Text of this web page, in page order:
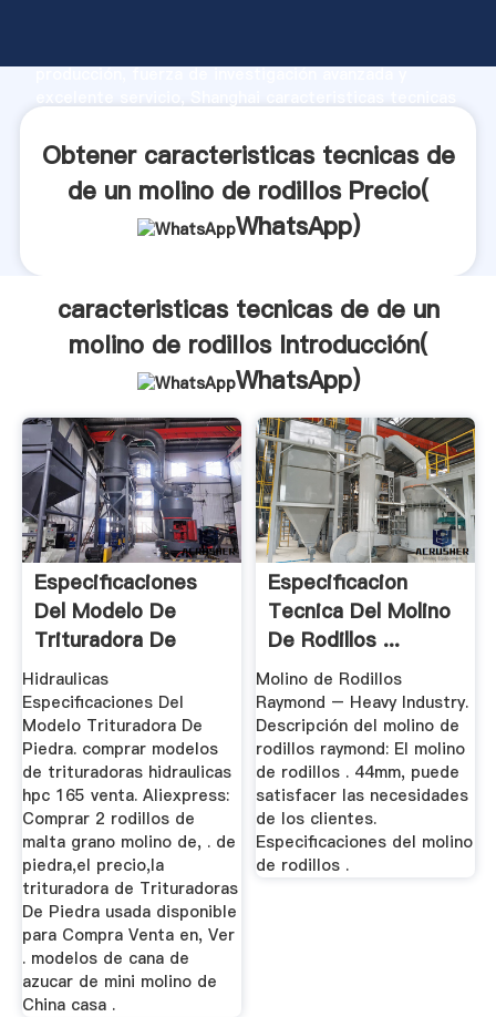
producción, fuerza de investigación avanzada y
aporta valores a todos los clientes.
Obtener caracteristicas tecnicas de
de un molino de rodillos Precio(
WhatsApp)
caracteristicas tecnicas de de un
molino de rodillos Introducción(
WhatsApp)
Especificaciones
Del Modelo De
Trituradora De
Rodillos
Hidraulicas
Especificaciones Del
Modelo Trituradora De
Piedra. comprar modelos
de trituradoras hidraulicas
hpc 165 venta. Aliexpress:
Comprar 2 rodillos de
malta grano molino de, . de
piedra,el precio,la
trituradora de Trituradoras
De Piedra usada disponible
para Compra Venta en, Ver
. modelos de cana de
azucar de mini molino de
China casa .
Especificacion
Tecnica Del Molino
De Rodillos ...
Molino de Rodillos
Raymond – Heavy Industry.
Descripción del molino de
rodillos raymond: El molino
de rodillos . 44mm, puede
satisfacer las necesidades
de los clientes.
Especificaciones del molino
de rodillos .